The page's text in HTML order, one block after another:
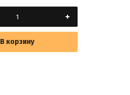
В корзину